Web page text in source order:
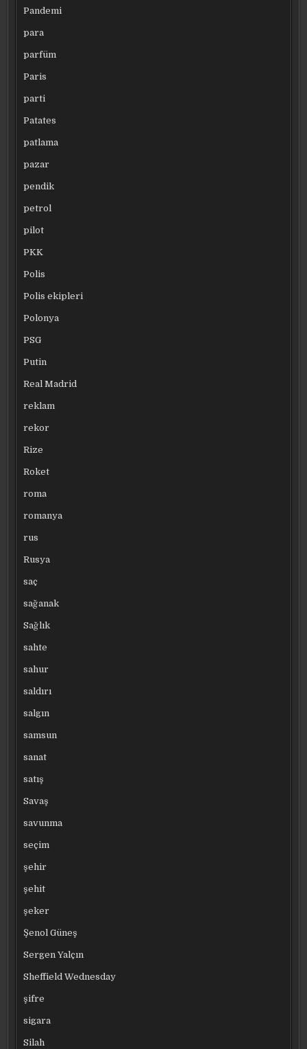
Pandemi
para
parfüm
Paris
parti
Patates
patlama
pazar
pendik
petrol
pilot
PKK
Polis
Polis ekipleri
Polonya
PSG
Putin
Real Madrid
reklam
rekor
Rize
Roket
roma
romanya
rus
Rusya
saç
sağanak
Sağlık
sahte
sahur
saldırı
salgın
samsun
sanat
satış
Savaş
savunma
seçim
şehir
şehit
şeker
Şenol Güneş
Sergen Yalçın
Sheffield Wednesday
şifre
sigara
Silah